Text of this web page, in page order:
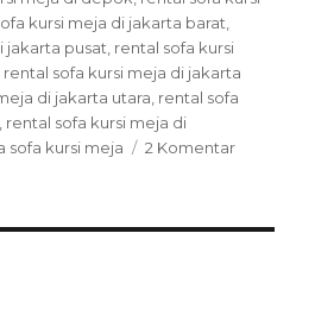
kursi meja di jakarta barat
jakarta pusat rental sofa kursi
rental sofa kursi meja di jakarta
di jakarta utara rental sofa
rental sofa kursi meja di
sofa kursi meja 2 Komentarpada